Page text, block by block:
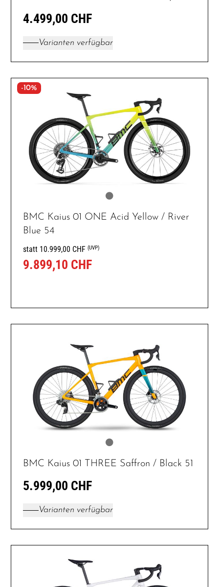
4.499,00 CHF
Varianten verfügbar
-10%
BMC Kaius 01 ONE Acid Yellow / River
Blue 54
statt 10.999,00 CHF(UVP)
9.899,10 CHF
BMC Kaius 01 THREE Saffron / Black 51
5.999,00 CHF
Varianten verfügbar